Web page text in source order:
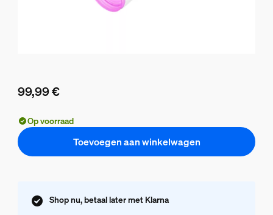
99,99 €
Op voorraad
Toevoegen aan winkelwagen
Shop nu, betaal later met Klarna